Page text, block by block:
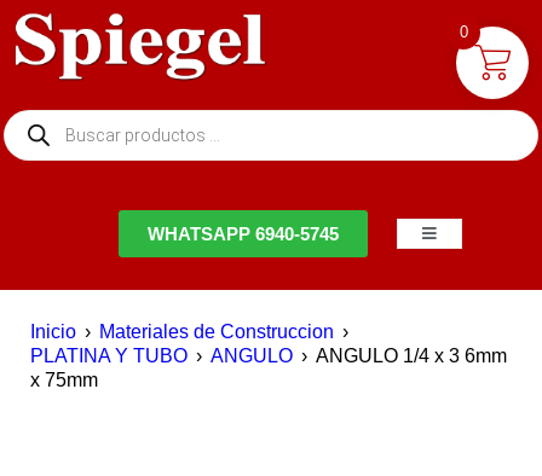
WHATSAPP 6940-5745
Inicio › Materiales de Construccion ›
PLATINA Y TUBO › ANGULO › ANGULO 1/4 x 3 6mm
x 75mm
0